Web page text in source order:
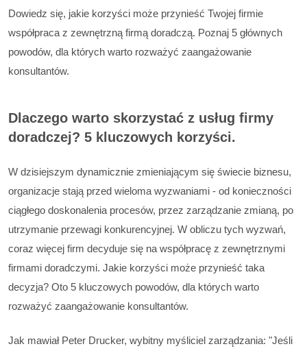
Dowiedz się, jakie korzyści może przynieść Twojej firmie
współpraca z zewnętrzną firmą doradczą. Poznaj 5 głównych
powodów, dla których warto rozważyć zaangażowanie
konsultantów.
Dlaczego warto skorzystać z usług firmy
doradczej? 5 kluczowych korzyści.
W dzisiejszym dynamicznie zmieniającym się świecie biznesu,
organizacje stają przed wieloma wyzwaniami - od konieczności
ciągłego doskonalenia procesów, przez zarządzanie zmianą, po
utrzymanie przewagi konkurencyjnej. W obliczu tych wyzwań,
coraz więcej firm decyduje się na współpracę z zewnętrznymi
firmami doradczymi. Jakie korzyści może przynieść taka
decyzja? Oto 5 kluczowych powodów, dla których warto
rozważyć zaangażowanie konsultantów.
Jak mawiał Peter Drucker, wybitny myśliciel zarządzania: "Jeśli